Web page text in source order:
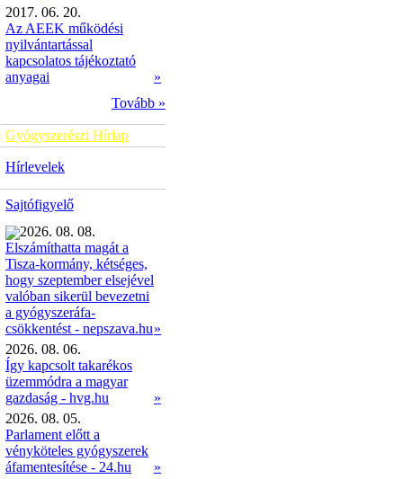
2017. 06. 20.
Az AEEK működési
nyilvántartással
kapcsolatos tájékoztató
anyagai
»
Tovább »
Gyógyszerészi Hírlap
Hírlevelek
Sajtófigyelő
2026. 08. 08.
Elszámíthatta magát a
Tisza-kormány, kétséges,
hogy szeptember elsejével
valóban sikerül bevezetni
a gyógyszeráfa-
csökkentést - nepszava.hu»
2026. 08. 06.
Így kapcsolt takarékos
üzemmódra a magyar
gazdaság - hvg.hu
»
2026. 08. 05.
Parlament előtt a
vényköteles gyógyszerek
áfamentesítése - 24.hu
»